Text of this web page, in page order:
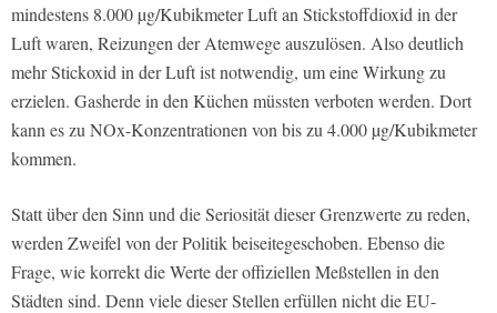
mindestens 8.000 µg/Kubikmeter Luft an Stickstoffdioxid in der
Luft waren, Reizungen der Atemwege auszulösen. Also deutlich
mehr Stickoxid in der Luft ist notwendig, um eine Wirkung zu
erzielen. Gasherde in den Küchen müssten verboten werden. Dort
kann es zu NOx-Konzentrationen von bis zu 4.000 µg/Kubikmeter
kommen.
Statt über den Sinn und die Seriosität dieser Grenzwerte zu reden,
werden Zweifel von der Politik beiseitegeschoben. Ebenso die
Frage, wie korrekt die Werte der offiziellen Meßstellen in den
Städten sind. Denn viele dieser Stellen erfüllen nicht die EU-